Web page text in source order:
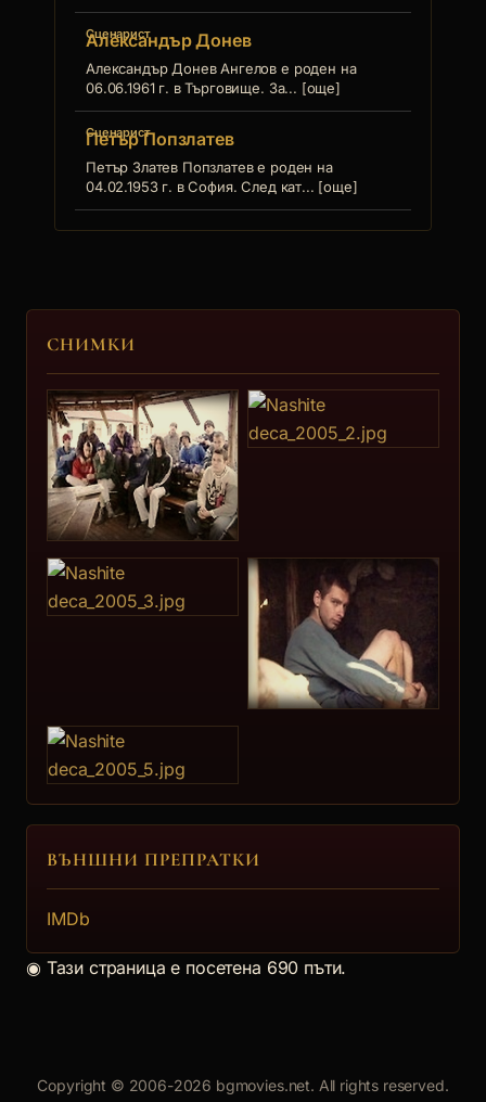
Сценарист
Александър Донев
Александър Донев Ангелов е роден на
06.06.1961 г. в Търговище. За... [още]
Сценарист
Петър Попзлатев
Петър Златев Попзлатев е роден на
04.02.1953 г. в София. След кат... [още]
СНИМКИ
ВЪНШНИ ПРЕПРАТКИ
IMDb
◉ Тази страница е посетена 690 пъти.
Copyright © 2006-2026 bgmovies.net. All rights reserved.